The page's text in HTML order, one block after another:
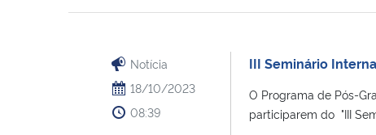
Notícia
18/10/2023
08:39
III Seminário
O Programa de Pós-
participarem do "III